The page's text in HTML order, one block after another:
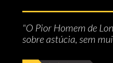
"O Pior Homem de
sobre astúcia, sem